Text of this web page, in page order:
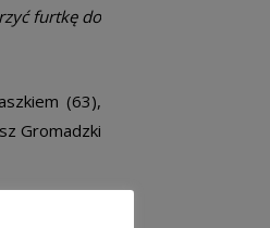
furtkę do
(6­3),
Gromadzki